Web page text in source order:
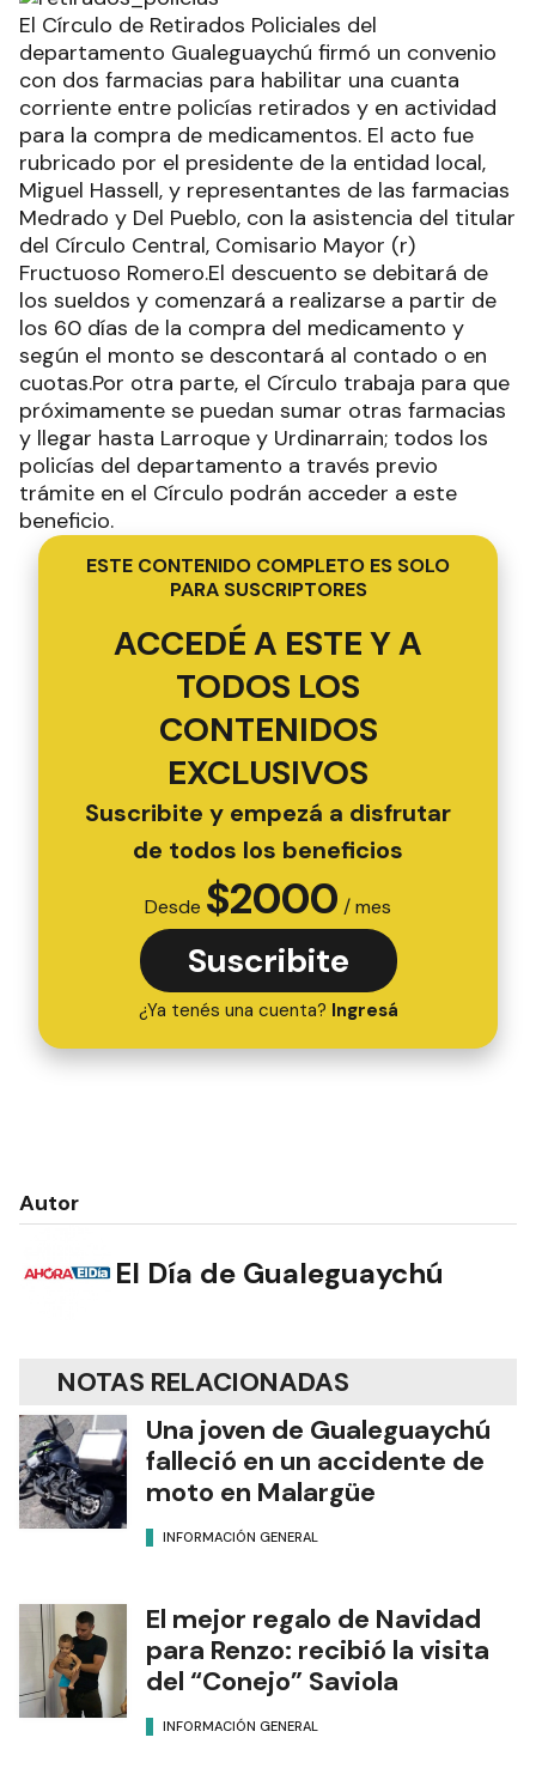
El Círculo de Retirados Policiales del
departamento Gualeguaychú firmó un convenio
con dos farmacias para habilitar una cuanta
corriente entre policías retirados y en actividad
para la compra de medicamentos. El acto fue
rubricado por el presidente de la entidad local,
Miguel Hassell, y representantes de las farmacias
Medrado y Del Pueblo, con la asistencia del titular
del Círculo Central, Comisario Mayor (r)
Fructuoso Romero.El descuento se debitará de
los sueldos y comenzará a realizarse a partir de
los 60 días de la compra del medicamento y
según el monto se descontará al contado o en
cuotas.Por otra parte, el Círculo trabaja para que
próximamente se puedan sumar otras farmacias
y llegar hasta Larroque y Urdinarrain; todos los
policías del departamento a través previo
trámite en el Círculo podrán acceder a este
beneficio.
ESTE CONTENIDO COMPLETO ES SOLO
PARA SUSCRIPTORES
ACCEDÉ A ESTE Y A
TODOS LOS
CONTENIDOS
EXCLUSIVOS
Suscribite y empezá a disfrutar
de todos los beneficios
Desde $2000 / mes
Suscribite
¿Ya tenés una cuenta? Ingresá
Autor
El Día de Gualeguaychú
NOTAS RELACIONADAS
Una joven de Gualeguaychú
falleció en un accidente de
moto en Malargüe
INFORMACIÓN GENERAL
El mejor regalo de Navidad
para Renzo: recibió la visita
del “Conejo” Saviola
INFORMACIÓN GENERAL